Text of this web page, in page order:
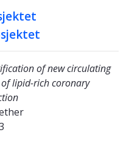
of new circulating
lipid-rich coronary